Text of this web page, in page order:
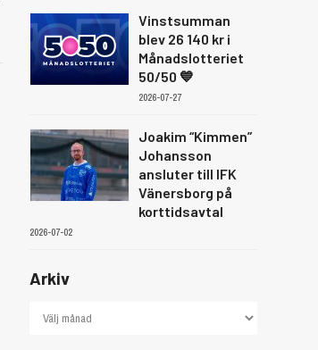
Vinstsumman
blev 26 140 kr i
Månadslotteriet
50/50 💙
2026-07-27
Joakim “Kimmen”
Johansson
ansluter till IFK
Vänersborg på
korttidsavtal
2026-07-02
Arkiv